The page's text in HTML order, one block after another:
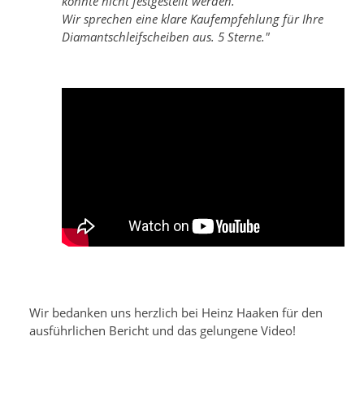
Wir sprechen eine klare Kaufempfehlung für Ihre
Diamantschleifscheiben aus. 5 Sterne."
Wir bedanken uns herzlich bei Heinz Haaken für den
ausführlichen Bericht und das gelungene Video!